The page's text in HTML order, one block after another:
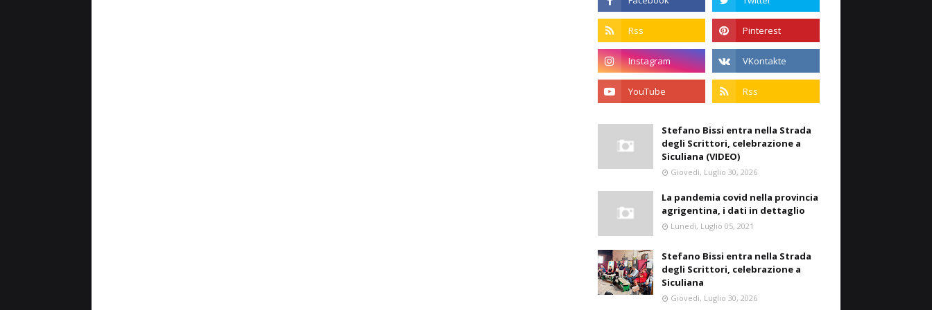
Stefano Bissi entra nella Strada
degli Scrittori, celebrazione a
Siculiana (VIDEO)
Giovedì, Luglio 30, 2026
La pandemia covid nella provincia
agrigentina, i dati in dettaglio
Lunedì, Luglio 05, 2021
Stefano Bissi entra nella Strada
degli Scrittori, celebrazione a
Siculiana
Giovedì, Luglio 30, 2026